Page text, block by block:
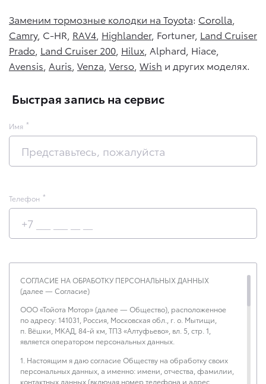
Заменим тормозные колодки на Toyota: Corolla
Camry, C-HR, RAV4 Highlander, Fortuner, Land Cruiser
Prado Land Cruiser 200 Hilux , Alphard, Hiace,
Avensis Auris Venza Verso Wish и других моделях.
Быстрая запись на сервис
Имя
Телефон
СОГЛАСИЕ НА ОБРАБОТКУ ПЕРСОНАЛЬНЫХ ДАННЫХ
(далее — Согласие)
ООО «Тойота Мотор» (далее — Общество), расположенное
по адресу: 141031, Россия, Московская обл., г. о. Мытищи,
п. Вёшки, МКАД, 84-й км, ТПЗ «Алтуфьево», вл. 5, стр. 1,
является оператором персональных данных.
1. Настоящим я даю согласие Обществу на обработку своих
персональных данных, а именно: имени, отчества, фамилии,
контактных данных (включая номер телефона и адрес